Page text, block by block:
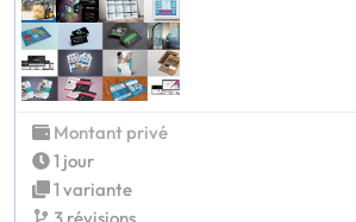
Montant privé
1 jour
1 variante